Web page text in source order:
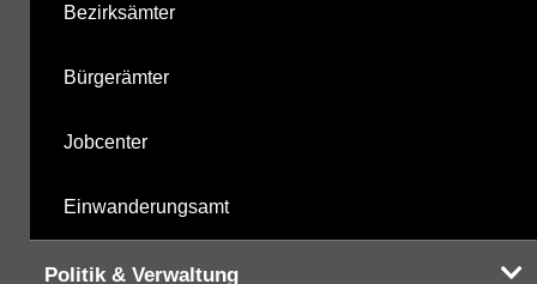
Bezirksämter
Bürgerämter
Jobcenter
Einwanderungsamt
Politik & Verwaltung